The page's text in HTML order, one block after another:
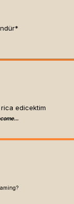
edicektim